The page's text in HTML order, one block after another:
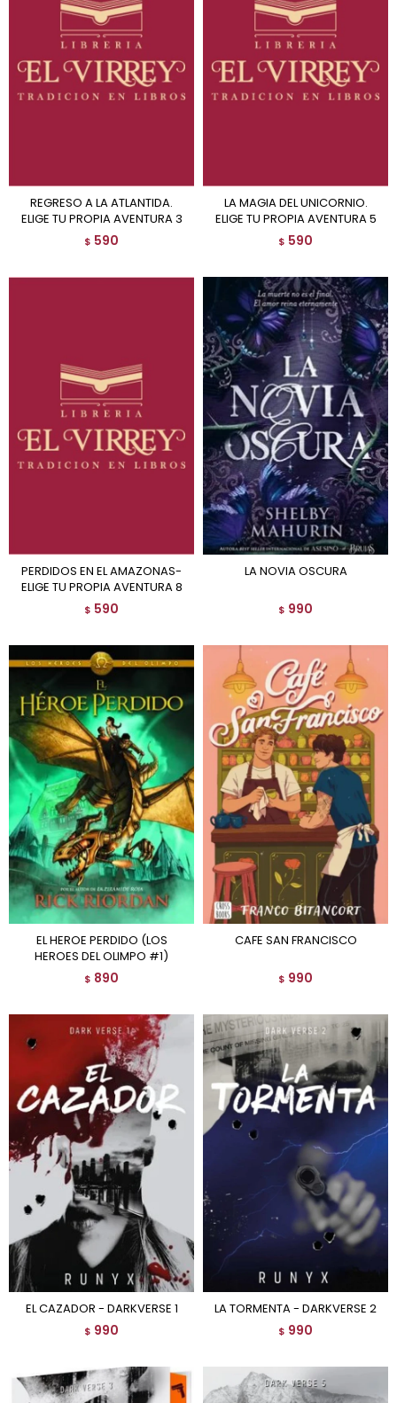
REGRESO A LA ATLANTIDA.
ELIGE TU PROPIA AVENTURA 3
$ 590
LA MAGIA DEL UNICORNIO.
ELIGE TU PROPIA AVENTURA 5
$ 590
PERDIDOS EN EL AMAZONAS-
ELIGE TU PROPIA AVENTURA 8
$ 590
LA NOVIA OSCURA
$ 990
EL HEROE PERDIDO (LOS
HEROES DEL OLIMPO #1)
$ 890
CAFE SAN FRANCISCO
$ 990
EL CAZADOR - DARKVERSE 1
$ 990
LA TORMENTA - DARKVERSE 2
$ 990